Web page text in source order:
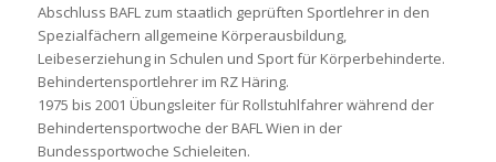
Abschluss BAFL zum staatlich geprüften Sportlehrer in den
Spezialfächern allgemeine Körperausbildung,
Leibeserziehung in Schulen und Sport für Körperbehinderte.
Behindertensportlehrer im RZ Häring.
1975 bis 2001 Übungsleiter für Rollstuhlfahrer während der
Behindertensportwoche der BAFL Wien in der
Bundessportwoche Schieleiten.